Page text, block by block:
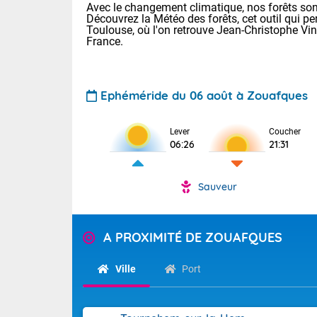
Pour la
Tendance
Avec le changement climatique, nos forêts
Découvrez la Météo des forêts, cet outil qui
Toulouse, où l'on retrouve Jean-Christophe
France.
Ephéméride du 06 août à Zouafques
Lever
06:26
Coucher
21:31
Sauveur
A PROXIMITÉ DE ZOUAFQUES
Ville Port
Voici les
28 Lyon :
: 27 Nancy :
31 Lille : 26
Demain :
Calme,
alors que la